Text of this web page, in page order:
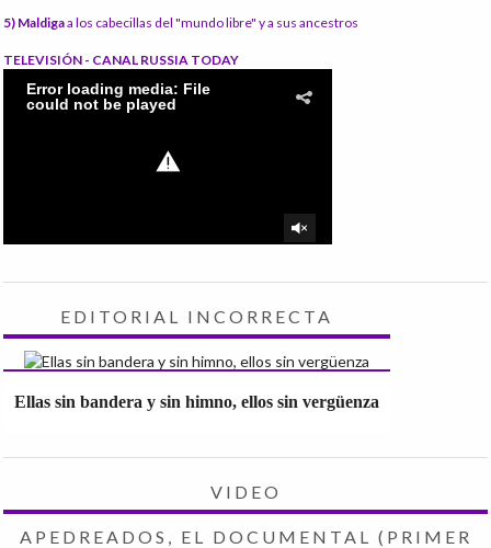
5) Maldigaa los cabecillas del "mundo libre" y a sus ancestros
TELEVISIÓN - CANAL RUSSIA TODAY
EDITORIAL INCORRECTA
Ellas sin bandera y sin himno, ellos sin vergüenza
VIDEO
APEDREADOS, EL DOCUMENTAL (PRIMER